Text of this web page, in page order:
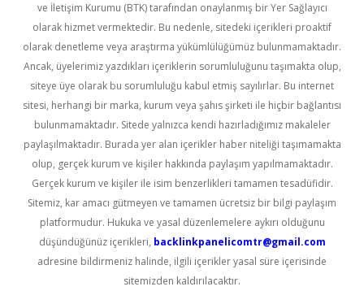
ve İletişim Kurumu (BTK) tarafından onaylanmış bir Yer Sağlayıcı
olarak hizmet vermektedir. Bu nedenle, sitedeki içerikleri proaktif
olarak denetleme veya araştırma yükümlülüğümüz bulunmamaktadır.
Ancak, üyelerimiz yazdıkları içeriklerin sorumluluğunu taşımakta olup,
siteye üye olarak bu sorumluluğu kabul etmiş sayılırlar. Bu internet
sitesi, herhangi bir marka, kurum veya şahıs şirketi ile hiçbir bağlantısı
bulunmamaktadır. Sitede yalnızca kendi hazırladığımız makaleler
paylaşılmaktadır. Burada yer alan içerikler haber niteliği taşımamakta
olup, gerçek kurum ve kişiler hakkında paylaşım yapılmamaktadır.
Gerçek kurum ve kişiler ile isim benzerlikleri tamamen tesadüfidir.
Sitemiz, kar amacı gütmeyen ve tamamen ücretsiz bir bilgi paylaşım
platformudur. Hukuka ve yasal düzenlemelere aykırı olduğunu
düşündüğünüz içerikleri, backlinkpanelicomtr@gmail.com
adresine bildirmeniz halinde, ilgili içerikler yasal süre içerisinde
sitemizden kaldırılacaktır.